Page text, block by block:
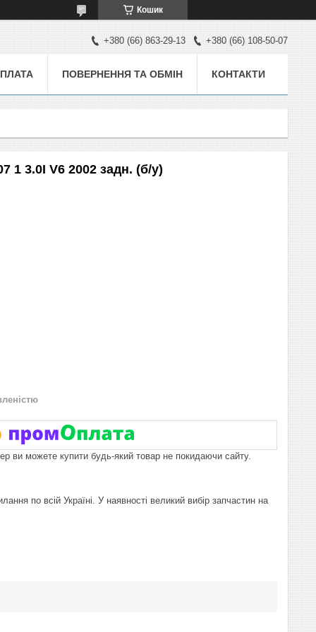
Кошик
+380 (66) 863-29-13 +380 (66) 108-50-07
ПОВЕРНЕННЯ ТА ОБМІН КОНТАКТИ
1 3.0I V6 2002 задн. (б/у)
ви можете купити будь-який товар не покидаючи сайту.
по всій Україні. У наявності великий вибір запчастин на